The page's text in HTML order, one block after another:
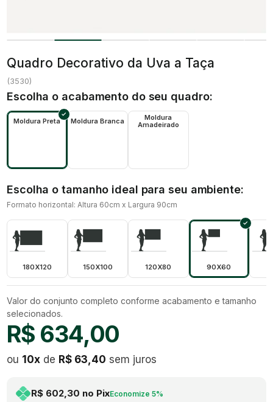
Quadro Decorativo da Uva a Taça
(3530)
Escolha o acabamento do seu quadro:
Moldura Preta Moldura Branca
Moldura
Amadeirado
Escolha o tamanho ideal para seu ambiente:
Formato horizontal: Altura 60cm x Largura 90cm
180X120 150X100 120X80 90X60
Valor do conjunto completo conforme acabamento e tamanho
selecionados.
R$ 634,00
ou 10x de R$ 63,40 sem juros
R$ 602,30 no PixEconomize 5%